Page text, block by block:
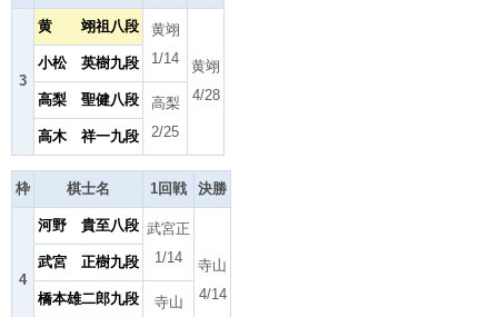
3
黄 翊祖八段
黄翊
1/14
黄翊
4/28
小松 英樹九段
高梨 聖健八段
高梨
2/25
高木 祥一九段
枠 棋士名 1回戦 決勝
4
河野 貴至八段 武宮正
1/14
寺山
4/14
武宮 正樹九段
橋本雄二郎九段
寺山